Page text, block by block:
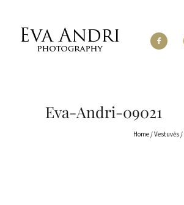
Eva-Andri-09021
Home /Vestuvės /